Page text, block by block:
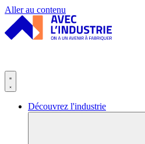
Panneau de gestion des cookies
Aller au contenu
Découvrez l'industrie